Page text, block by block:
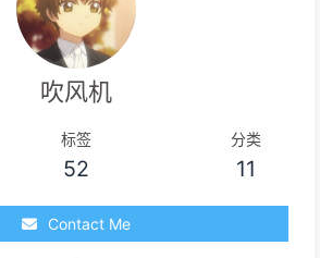
吹风机
标签
52
分类
11
Contact Me